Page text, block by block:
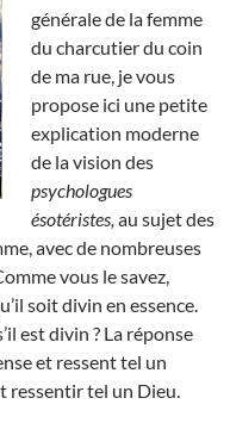
générale de la femme
du charcutier du coin
de ma rue, je vous
propose ici une petite
explication moderne
de la vision des
psychologues
ésotéristes, au sujet des
avec de nombreuses
vous le savez,
soit divin en essence.
est divin ? La réponse
et ressent tel un
ressentir tel un Dieu.